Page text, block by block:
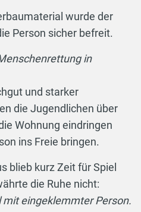
wurde der
Person sicher befreit.
in
und starker
die Jugendlichen über
Wohnung eindringen
ins Freie bringen.
blieb kurz Zeit für Spiel
die Ruhe nicht:
mit eingeklemmter Person.